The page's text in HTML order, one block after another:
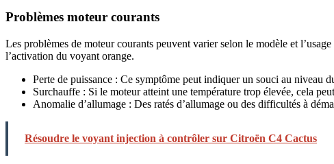
Problèmes moteur courants
Les problèmes de moteur courants peuvent varier selon le modèle et
l’activation du voyant orange.
Perte de puissance : Ce symptôme peut indiquer un souci au niveau
Surchauffe : Si le moteur atteint une température trop élevée, cela
Anomalie d’allumage : Des ratés d’allumage ou des difficultés à
Résoudre le voyant injection à contrôler sur Citroën C4 Cactus